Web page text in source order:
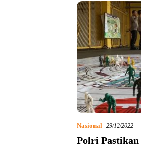
Nasional 29/12/2022
Polri Pastikan